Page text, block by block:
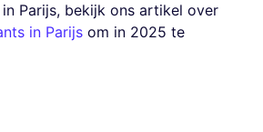
Parijs, bekijk ons artikel over
in Parijs om in 2025 te